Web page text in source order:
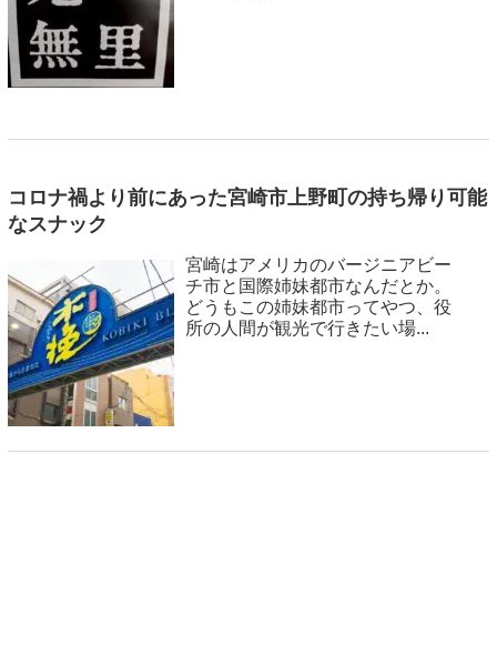
コロナ禍より前にあった宮崎市上野町の持ち帰り可能
なスナック
宮崎はアメリカのバージニアビー
チ市と国際姉妹都市なんだとか。
どうもこの姉妹都市ってやつ、役
所の人間が観光で行きたい場...